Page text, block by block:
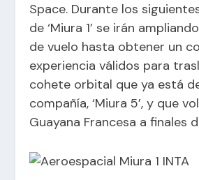
Space. Durante los
de ‘Miura 1’ se irán
de vuelo hasta obtener un
experiencia válidos para
cohete orbital que ya está
compañía, ‘Miura 5’, y que
Guayana Francesa a finales